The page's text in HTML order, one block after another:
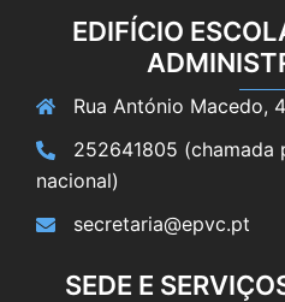
EDIFÍCIO
Rua António Macedo,
252641805 (chamada
nacional)
secretaria@epvc.pt
SEDE E